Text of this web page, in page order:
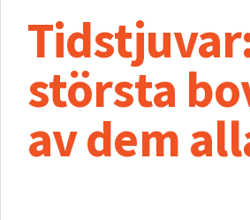
största
av dem